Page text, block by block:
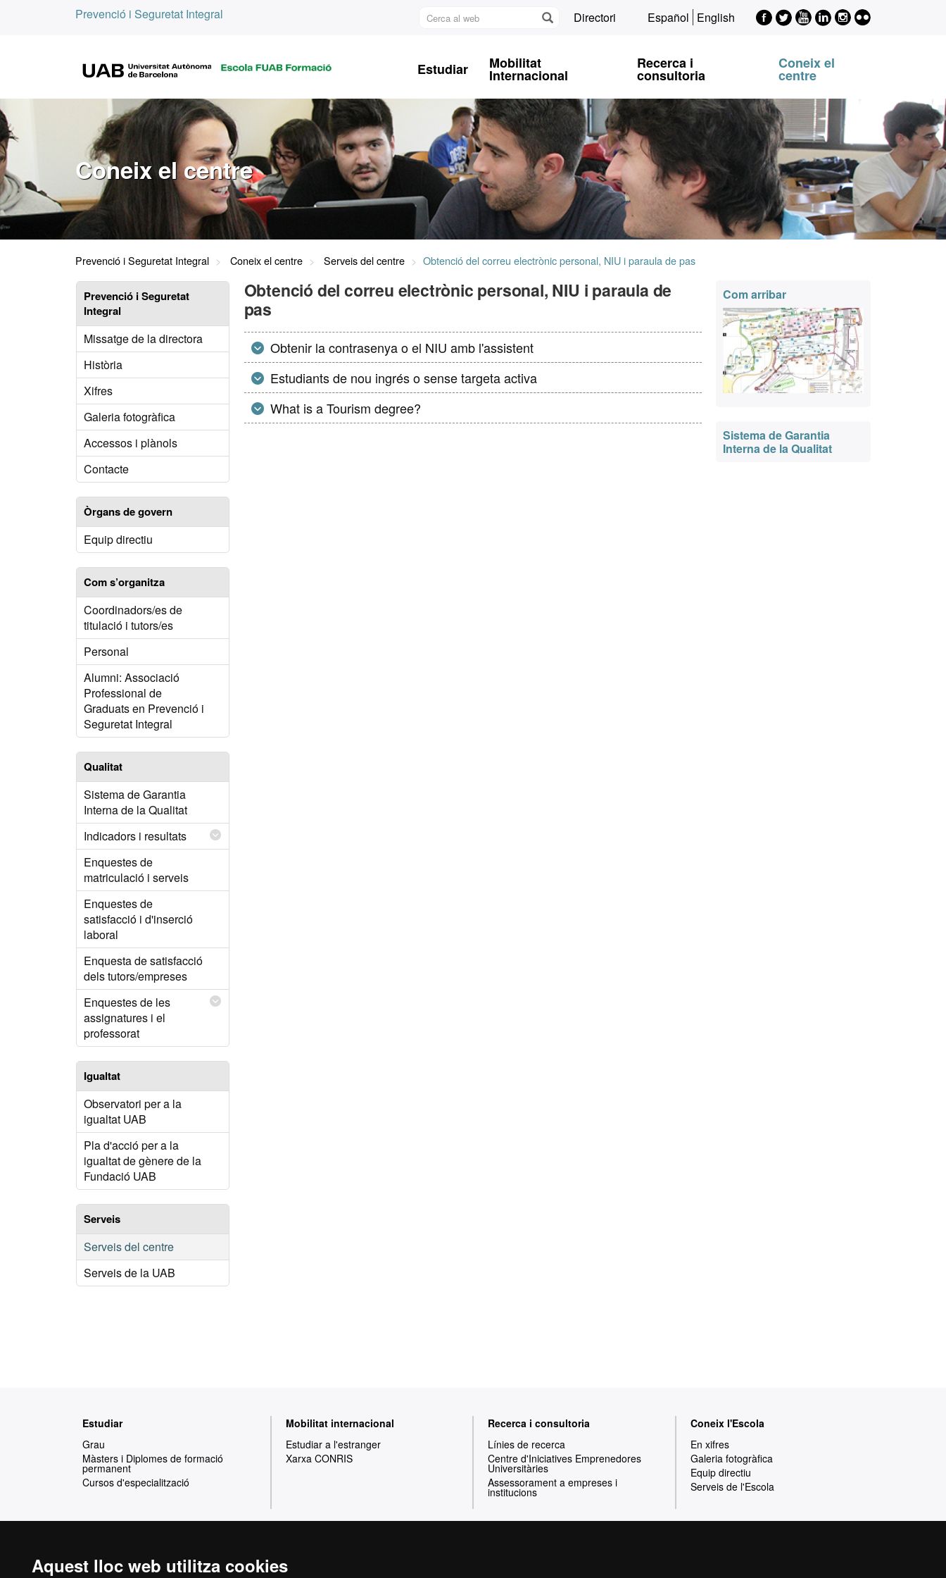
Aquest lloc web utilitza cookies
Prevenció i Seguretat Integral
Cerca
Directori Español English Facebook
EPSI
Twitter
EPSI
Youtube
EPSI
LinkedIn
EPSI
Instagram
EPSI
Flickr
B
Estudiar Mobilitat
Internacional
Recerca i
consultoria
Coneix el
centre
Coneix el centre
Prevenció i Seguretat Integral Coneix el centre Serveis del centre Obtenció del correu electrònic personal, NIU i paraula de pas
Prevenció i Seguretat
Integral
Missatge de la directora
Història
Xifres
Galeria fotogràfica
Accessos i plànols
Contacte
Òrgans de govern
Equip directiu
Com s’organitza
Coordinadors/es de
titulació i tutors/es
Personal
Alumni: Associació
Professional de
Graduats en Prevenció i
Seguretat Integral
Qualitat
Sistema de Garantia
Interna de la Qualitat
Indicadors i resultats
Enquestes de
matriculació i serveis
Enquestes de
satisfacció i d'inserció
laboral
Enquesta de satisfacció
dels tutors/empreses
Enquestes de les
assignatures i el
professorat
Igualtat
Observatori per a la
igualtat UAB
Pla d'acció per a la
igualtat de gènere de la
Fundació UAB
Serveis
Serveis del centre
Serveis de la UAB
Obtenció del correu electrònic personal, NIU i paraula de
pas
Obtenir la contrasenya o el NIU amb l'assistent
Estudiants de nou ingrés o sense targeta activa
What is a Tourism degree?
Informació
complementària
Com arribar
Sistema de Garantia
Interna de la Qualitat
Estudiar
Grau
Màsters i Diplomes de formació
permanent
Cursos d'especialització
Mobilitat internacional
Estudiar a l'estranger
Xarxa CONRIS
Recerca i consultoria
Línies de recerca
Centre d'Iniciatives Emprenedores
Universitàries
Assessorament a empreses i
institucions
Coneix l'Escola
En xifres
Galeria fotogràfica
Equip directiu
Serveis de l'Escola
Reconeixement internacional de l'excel·lència